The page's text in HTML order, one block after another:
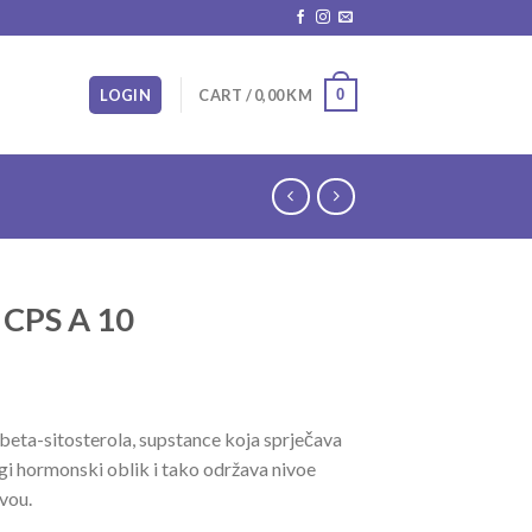
LOGIN CART /0,00KM 0
A 10
sitosterola, supstance koja sprječava
hormonski oblik i tako održava nivoe